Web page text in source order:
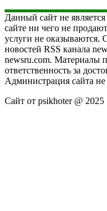
Данный сайт не
сайте ни чего не
услуги не оказываются.
новостей RSS канала
newsru.com. Материалы
ответственность за
Администрация сайта не
Сайт от psikhoter @ 2025